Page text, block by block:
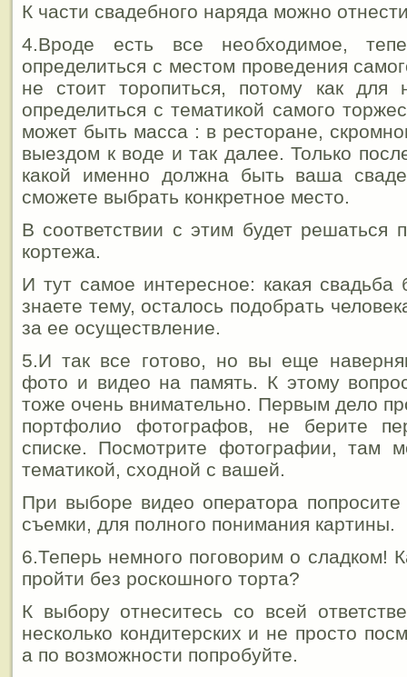
К части свадебного наряда можно
4.Вроде есть все необходимое,
определиться с местом проведения
не стоит торопиться, потому как для
определиться с тематикой самого
может быть масса : в ресторане,
выездом к воде и так далее. Только
какой именно должна быть ваша
сможете выбрать конкретное место.
В соответствии с этим будет решаться
кортежа.
И тут самое интересное: какая
знаете тему, осталось подобрать
за ее осуществление.
5.И так все готово, но вы еще
фото и видео на память. К этому
тоже очень внимательно. Первым дело
портфолио фотографов, не берите
списке. Посмотрите фотографии, там
тематикой, сходной с вашей.
При выборе видео оператора попросите
съемки, для полного понимания картины.
6.Теперь немного поговорим о сладком!
пройти без роскошного торта?
К выбору отнеситесь со всей
несколько кондитерских и не просто
а по возможности попробуйте.